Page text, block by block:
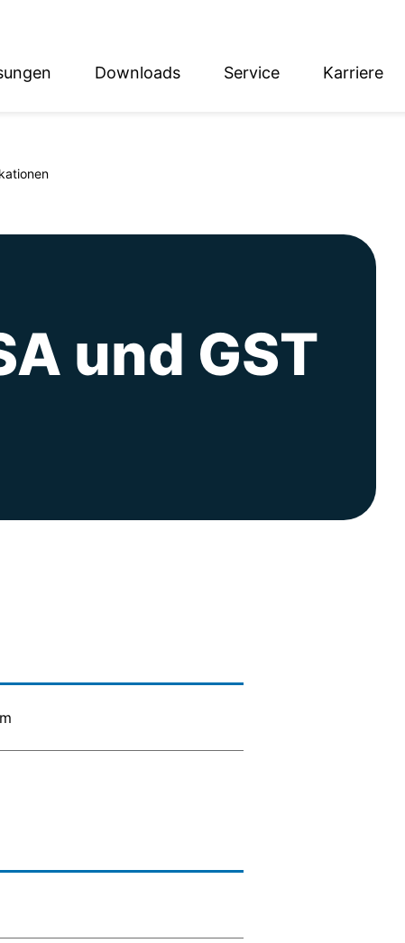
Downloads Service Karriere
und GST